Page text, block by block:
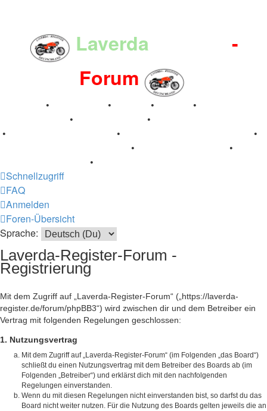
Laverda
-
Forum
• • •
•
• •
•
•
•
•
•
•
Schnellzugriff
FAQ
Anmelden
Foren-Übersicht
Sprache:
Laverda-Register-Forum -
Registrierung
Mit dem Zugriff auf „Laverda-Register-Forum“ („https://laverda-
register.de/forum/phpBB3“) wird zwischen dir und dem Betreiber ein
Vertrag mit folgenden Regelungen geschlossen:
1. Nutzungsvertrag
Mit dem Zugriff auf „Laverda-Register-Forum“ (im Folgenden „das Board“)
schließt du einen Nutzungsvertrag mit dem Betreiber des Boards ab (im
Folgenden „Betreiber“) und erklärst dich mit den nachfolgenden
Regelungen einverstanden.
Wenn du mit diesen Regelungen nicht einverstanden bist, so darfst du das
Board nicht weiter nutzen. Für die Nutzung des Boards gelten jeweils die an